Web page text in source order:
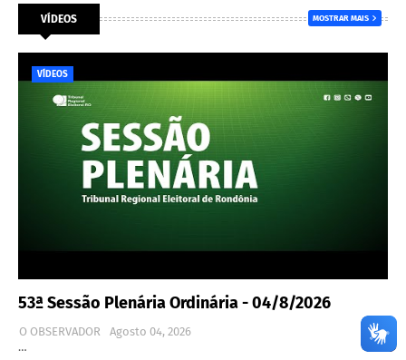
VÍDEOS MOSTRAR MAIS
VÍDEOS
53ª Sessão Plenária Ordinária - 04/8/2026
O OBSERVADOR
Agosto 04, 2026
…